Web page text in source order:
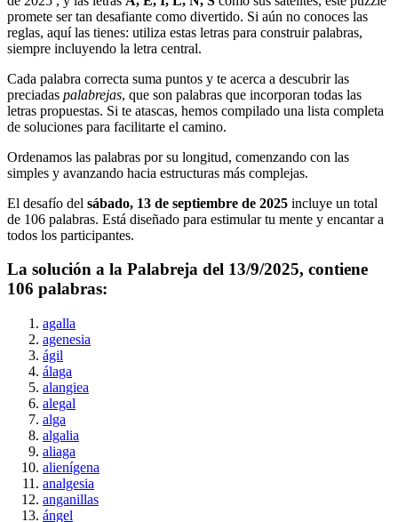
promete ser tan desafiante como divertido. Si aún no conoces las
reglas, aquí las tienes: utiliza estas letras para construir palabras,
siempre incluyendo la letra central.
Cada palabra correcta suma puntos y te acerca a descubrir las
preciadas palabrejas, que son palabras que incorporan todas las
letras propuestas. Si te atascas, hemos compilado una lista completa
de soluciones para facilitarte el camino.
Ordenamos las palabras por su longitud, comenzando con las
simples y avanzando hacia estructuras más complejas.
El desafío del sábado, 13 de septiembre de 2025 incluye un total
de 106 palabras. Está diseñado para estimular tu mente y encantar a
todos los participantes.
La solución a la Palabreja del 13/9/2025, contiene
106 palabras:
agalla
agenesia
ágil
álaga
alangiea
alegal
alga
algalia
aliaga
alienígena
analgesia
anganillas
ángel